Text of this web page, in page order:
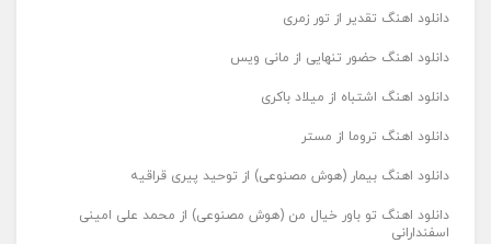
دانلود اهنگ تقدیر از تور زمری
دانلود اهنگ حضور تنهایی از مانی ویس
دانلود اهنگ اشتباه از میلاد باکری
دانلود اهنگ تروما از مستر
دانلود اهنگ بیمار (هوش مصنوعی) از توحید پیری قراقیه
دانلود اهنگ تو باور خیال من (هوش مصنوعی) از محمد علی امینی
اسفندارانی